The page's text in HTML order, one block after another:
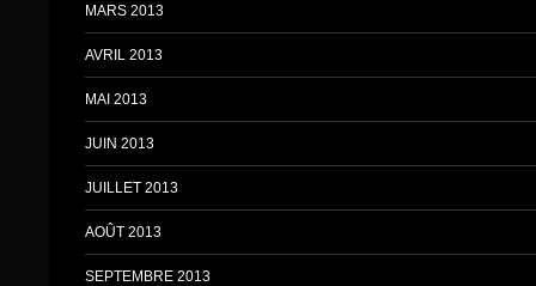
MARS 2013
AVRIL 2013
MAI 2013
JUIN 2013
JUILLET 2013
AOÛT 2013
SEPTEMBRE 2013